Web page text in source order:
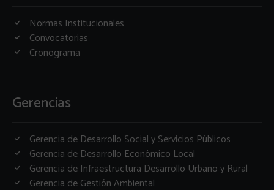
Normas Institucionales
Convocatorias
Cronograma
Gerencias
Gerencia de Desarrollo Social y Servicios Públicos
Gerencia de Desarrollo Económico Local
Gerencia de Infraestructura Desarrollo Urbano y Rural
Gerencia de Gestión Ambiental